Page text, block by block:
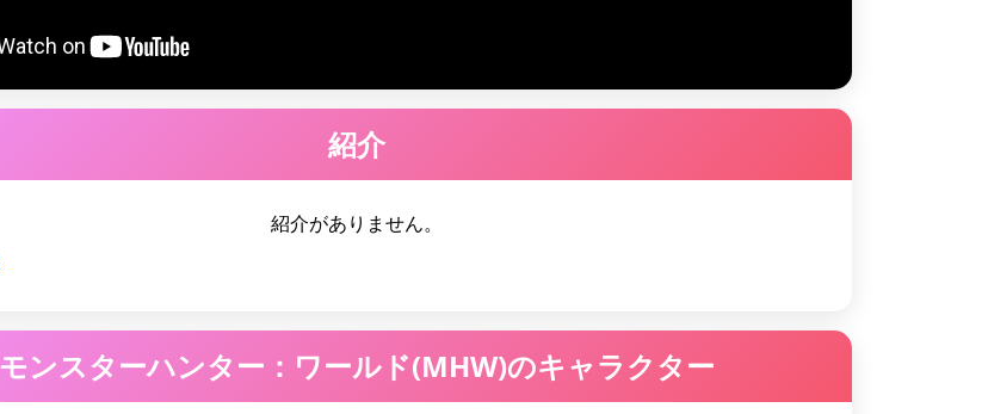
紹介
紹介がありません。
モンスターハンター：ワールド(MHW)のキャラクター